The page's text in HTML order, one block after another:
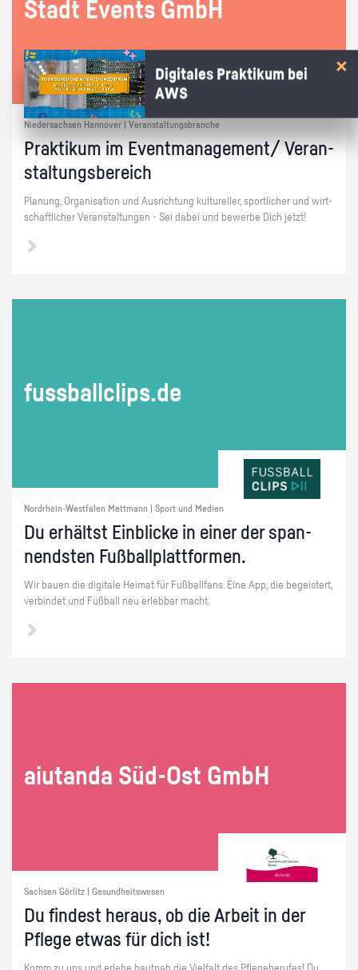
Stadt Events GmbH
Niedersachsen Hannover | Veranstaltungsbranche
Prak­ti­kum im Event­ma­nage­ment/ Ver­an­
stal­tungs­be­reich
Pla­nung, Or­ga­ni­sa­ti­on und Aus­rich­tung kul­tu­rel­ler, sport­li­cher und wirt­
schaft­li­cher Ver­an­stal­tun­gen - Sei dabei und be­wer­be Dich jetzt!
fuss­ball­clips.de
Nordrhein-Westfalen Mettmann | Sport und Medien
Du er­hältst Ein­bli­cke in einer der span­
nends­ten Fuß­ball­platt­for­men.
Wir bauen die di­gi­ta­le Hei­mat für Fuß­ball­fans. Eine App, die be­geis­tert,
ver­bin­det und Fuß­ball neu er­leb­bar macht.
ai­utan­da Süd-Ost GmbH
Sachsen Görlitz | Gesundheitswesen
Du fin­dest her­aus, ob die Ar­beit in der
Pfle­ge etwas für dich ist!
Digitales Praktikum bei
AWS